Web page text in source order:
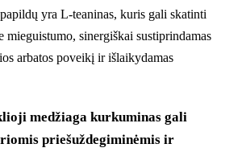
yra L-teaninas, kuris gali skatinti
mieguistumo, sinergiškai sustiprindamas
arbatos poveikį ir išlaikydamas
medžiaga kurkuminas gali
priešuždegiminėmis ir